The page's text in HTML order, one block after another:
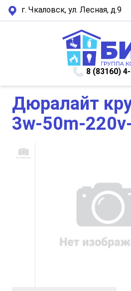
г. Чкаловск, ул. Лесная, д.9
8 (83160)
Дюралайт
3w-50m-